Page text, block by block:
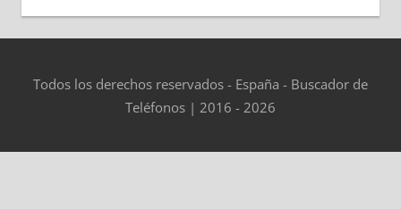
Todos los derechos reservados - España - Buscador de
Teléfonos | 2016 - 2026